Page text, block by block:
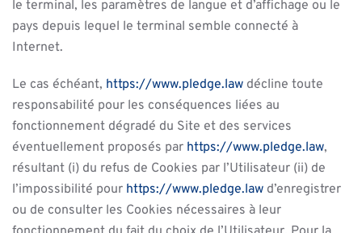
le terminal, les paramètres de langue et d’affichage ou le
pays depuis lequel le terminal semble connecté à
Internet.
Le cas échéant, https://www.pledge.law décline toute
responsabilité pour les conséquences liées au
fonctionnement dégradé du Site et des services
éventuellement proposés par https://www.pledge.law,
résultant (i) du refus de Cookies par l’Utilisateur (ii) de
l’impossibilité pour https://www.pledge.law d’enregistrer
ou de consulter les Cookies nécessaires à leur